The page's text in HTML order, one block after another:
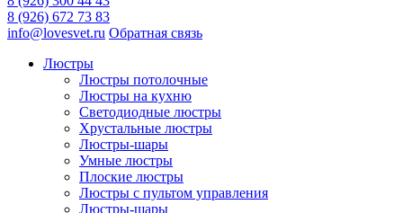
8 (926) 672 73 83
info@lovesvet.ru Обратная связь
Люстры
Люстры потолочные
Люстры на кухню
Светодиодные люстры
Хрустальные люстры
Люстры-шары
Умные люстры
Плоские люстры
Люстры с пультом управления
Люстры-шары